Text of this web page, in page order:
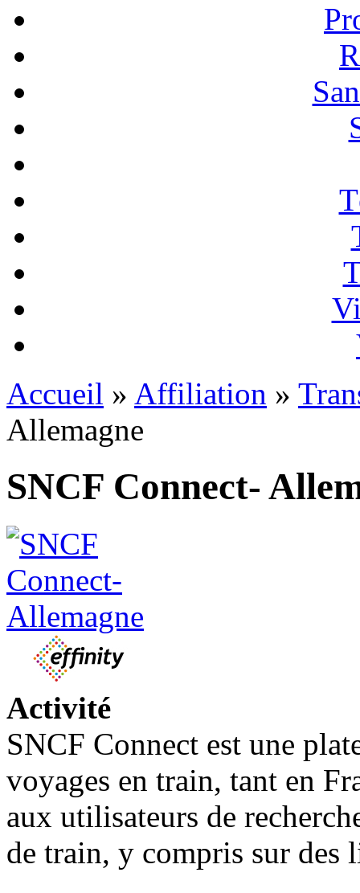
Accueil » Affiliation »
Allemagne
SNCF Connect-
Activité
SNCF Connect est une
voyages en train, tant en
aux utilisateurs de
de train, y compris sur des